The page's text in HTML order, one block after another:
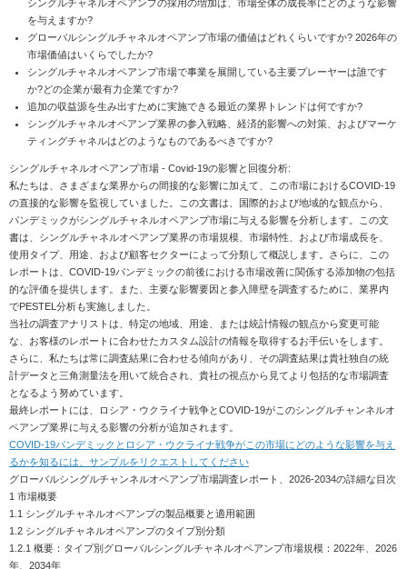
シングルチャネルオペアンプの採用の増加は、市場全体の成長率にどのような影響
を与えますか?
グローバルシングルチャネルオペアンプ市場の価値はどれくらいですか? 2026年の
市場価値はいくらでしたか?
シングルチャネルオペアンプ市場で事業を展開している主要プレーヤーは誰です
か?どの企業が最有力企業ですか?
追加の収益源を生み出すために実施できる最近の業界トレンドは何ですか?
シングルチャネルオペアンプ業界の参入戦略、経済的影響への対策、およびマーケ
ティングチャネルはどのようなものであるべきですか?
シングルチャネルオペアンプ市場 - Covid-19の影響と回復分析:
私たちは、さまざまな業界からの間接的な影響に加えて、この市場におけるCOVID-19
の直接的な影響を監視していました。この文書は、国際的および地域的な観点から、
パンデミックがシングルチャネルオペアンプ市場に与える影響を分析します。この文
書は、シングルチャネルオペアンプ業界の市場規模、市場特性、および市場成長を、
使用タイプ、用途、および顧客セクターによって分類して概説します。さらに、この
レポートは、COVID-19パンデミックの前後における市場改善に関係する添加物の包括
的な評価を提供します。また、主要な影響要因と参入障壁を調査するために、業界内
でPESTEL分析も実施しました。
当社の調査アナリストは、特定の地域、用途、または統計情報の観点から変更可能
な、お客様のレポートに合わせたカスタム設計の情報を取得するお手伝いをします。
さらに、私たちは常に調査結果に合わせる傾向があり、その調査結果は貴社独自の統
計データと三角測量法を用いて統合され、貴社の視点から見てより包括的な市場調査
となるよう努めています。
最終レポートには、ロシア・ウクライナ戦争とCOVID-19がこのシングルチャンネルオ
ペアンプ業界に与える影響の分析が追加されます。
COVID-19パンデミックとロシア・ウクライナ戦争がこの市場にどのような影響を与え
るかを知るには、サンプルをリクエストしてください
グローバルシングルチャンネルオペアンプ市場調査レポート、2026-2034の詳細な目次
1 市場概要
1.1 シングルチャネルオペアンプの製品概要と適用範囲
1.2 シングルチャネルオペアンプのタイプ別分類
1.2.1 概要：タイプ別グローバルシングルチャネルオペアンプ市場規模：2022年、2026
年、2034年